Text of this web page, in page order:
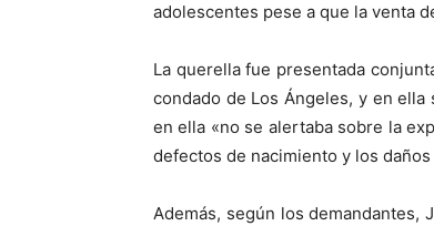
adolescentes pese a que la venta
La querella fue presentada
condado de Los Ángeles, y en
en ella «no se alertaba sobre la
defectos de nacimiento y los
Además, según los demandantes,